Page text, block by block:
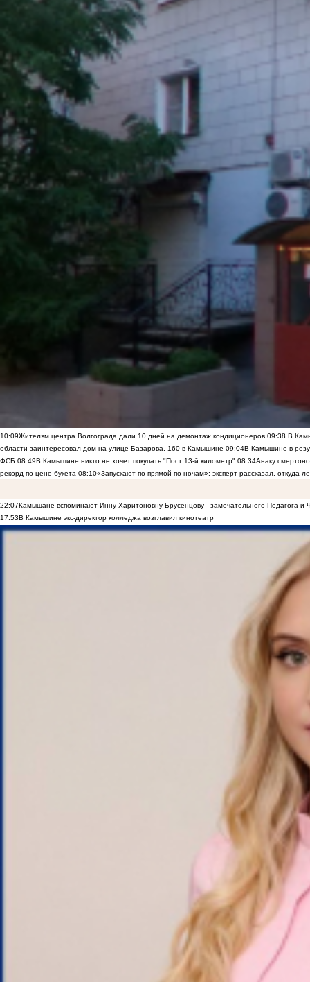
10:09Жителям центра Волгограда дали 10 дней на демонтаж кондиционеров 09:38 В
области заинтересовал дом на улице Базарова, 160 в Камышине 09:04В Камышине в
ФСБ 08:49В Камышине никто не хочет покупать "Пост 13-й километр" 08:34Анаку
рекорд по цене букета 08:10«Запускают по прямой по ночам»: эксперт рассказал, откуда
22:07Камышане вспоминают Инну Харитоновну Брусенцову - замечательного Педагога и
17:53В Камышине экс-директор колледжа возглавил кинотеатр